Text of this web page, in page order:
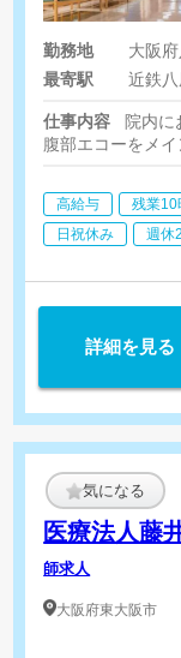
勤務地
大阪
最寄駅
近鉄
仕事内容
院内に
腹部エコーをメ
※法人クリニック
高給与 残業10
日祝休み
週休
詳細を見る
気になる
医療法人
師求人
大阪府東大阪市